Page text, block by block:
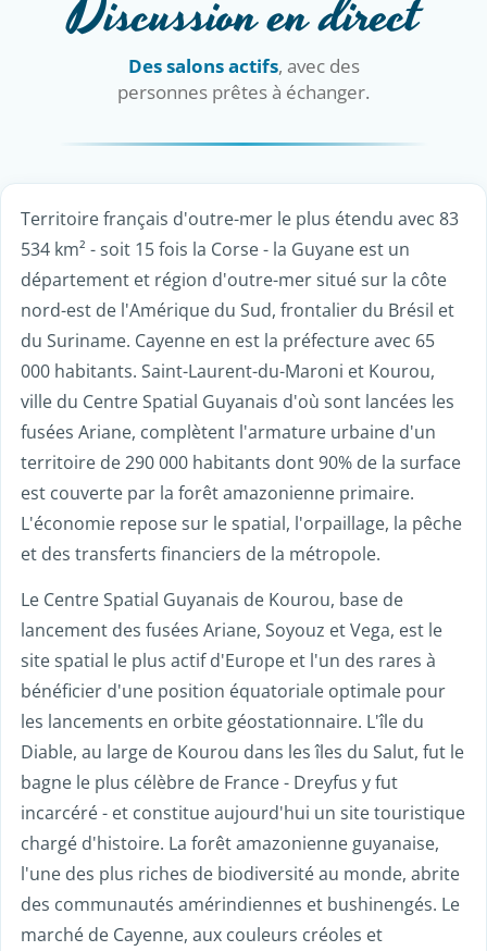
Discussion en direct
Des salons actifs, avec des
personnes prêtes à échanger.
Territoire français d'outre-mer le plus étendu avec 83
534 km² - soit 15 fois la Corse - la Guyane est un
département et région d'outre-mer situé sur la côte
nord-est de l'Amérique du Sud, frontalier du Brésil et
du Suriname. Cayenne en est la préfecture avec 65
000 habitants. Saint-Laurent-du-Maroni et Kourou,
ville du Centre Spatial Guyanais d'où sont lancées les
fusées Ariane, complètent l'armature urbaine d'un
territoire de 290 000 habitants dont 90% de la surface
est couverte par la forêt amazonienne primaire.
L'économie repose sur le spatial, l'orpaillage, la pêche
et des transferts financiers de la métropole.
Le Centre Spatial Guyanais de Kourou, base de
lancement des fusées Ariane, Soyouz et Vega, est le
site spatial le plus actif d'Europe et l'un des rares à
bénéficier d'une position équatoriale optimale pour
les lancements en orbite géostationnaire. L'île du
Diable, au large de Kourou dans les îles du Salut, fut le
bagne le plus célèbre de France - Dreyfus y fut
incarcéré - et constitue aujourd'hui un site touristique
chargé d'histoire. La forêt amazonienne guyanaise,
l'une des plus riches de biodiversité au monde, abrite
des communautés amérindiennes et bushinengés. Le
marché de Cayenne, aux couleurs créoles et